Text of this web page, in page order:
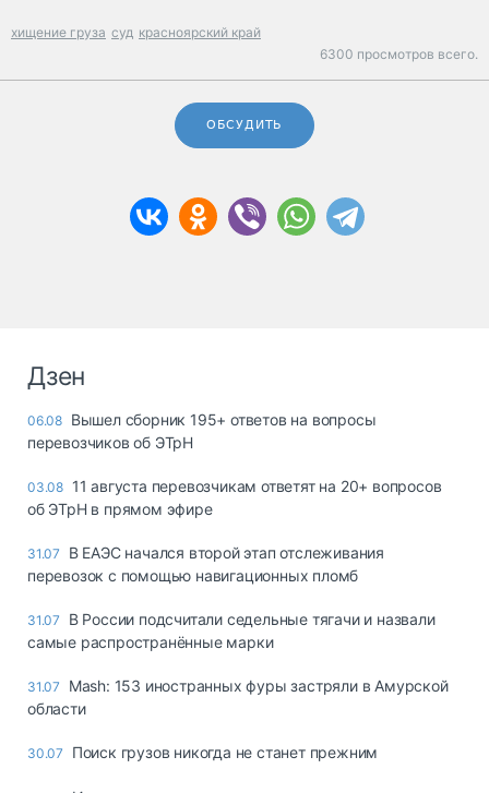
хищение груза суд красноярский край
6300 просмотров всего.
ОБСУДИТЬ
Дзен
06.08 Вышел сборник 195+ ответов на вопросы
перевозчиков об ЭТрН
03.08 11 августа перевозчикам ответят на 20+ вопросов
об ЭТрН в прямом эфире
31.07
В ЕАЭС начался второй этап отслеживания
перевозок с помощью навигационных пломб
31.07
В России подсчитали седельные тягачи и назвали
самые распространённые марки
31.07
Mash: 153 иностранных фуры застряли в Амурской
области
30.07 Поиск грузов никогда не станет прежним